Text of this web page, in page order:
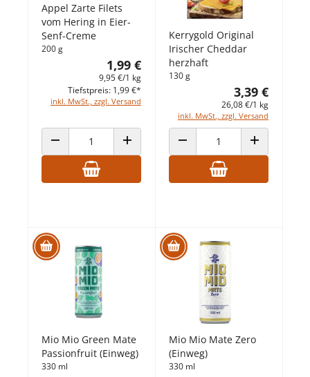
Appel Zarte Filets
vom Hering in Eier-
Senf-Creme
200 g
1,99 €
9,95 €/1 kg
inkl. MwSt., zzgl. Versand
Tiefstpreis: 1,99 €*
ANZAHL VERRINGERNANZAHL ERHÖHEN
Kerrygold Original
Irischer Cheddar
herzhaft
130 g
3,39 €
26,08 €/1 kg
inkl. MwSt., zzgl. Versand
ANZAHL VERRINGERNANZAHL
Mio Mio Green Mate
Passionfruit (Einweg)
330 ml
Mio Mio Mate Zero
(Einweg)
330 ml